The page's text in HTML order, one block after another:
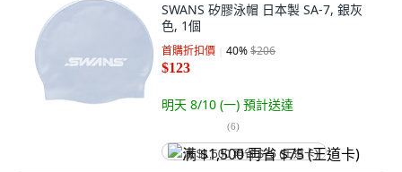
SWANS 矽膠泳帽 日本製 SA-7, 銀灰
色, 1個
首購折扣價 40%$206
$123
明天 8/10 (一) 預計送達
(6)
满 $1,500 再省 $75 (王道卡)